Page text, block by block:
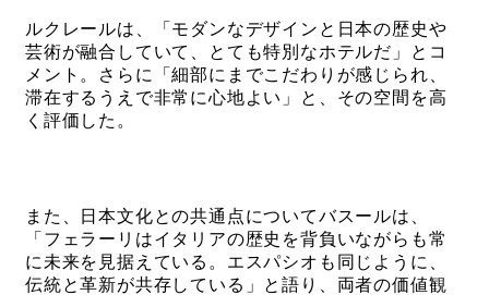
ルクレールは、「モダンなデザインと日本の歴史や
芸術が融合していて、とても特別なホテルだ」とコ
メント。さらに「細部にまでこだわりが感じられ、
滞在するうえで非常に心地よい」と、その空間を高
く評価した。
また、日本文化との共通点についてバスールは、
「フェラーリはイタリアの歴史を背負いながらも常
に未来を見据えている。エスパシオも同じように、
伝統と革新が共存している」と語り、両者の価値観